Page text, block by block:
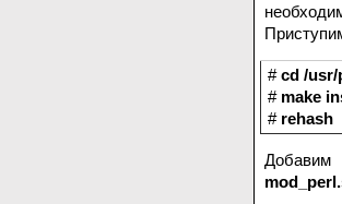
#cd /
# make
# rehash